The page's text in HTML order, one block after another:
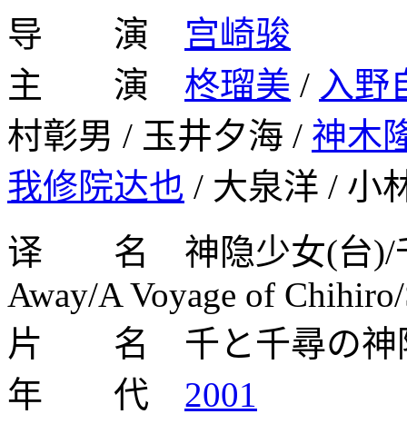
导 演 宫崎骏
主 演 柊瑠美 / 入野
村彰男 / 玉井夕海 / 神木
我修院达也 / 大泉洋 / 小
译 名 神隐少女(台)/千
Away/A Voyage of
片 名 千と千尋の神
年 代 2001